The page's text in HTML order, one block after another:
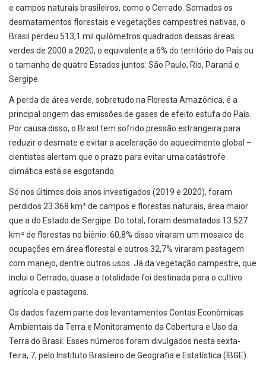
e campos naturais brasileiros, como o Cerrado. Somados os
desmatamentos florestais e vegetações campestres nativas, o
Brasil perdeu 513,1 mil quilômetros quadrados dessas áreas
verdes de 2000 a 2020, o equivalente a 6% do território do País ou
o tamanho de quatro Estados juntos: São Paulo, Rio, Paraná e
Sergipe.
A perda de área verde, sobretudo na Floresta Amazônica, é a
principal origem das emissões de gases de efeito estufa do País.
Por causa disso, o Brasil tem sofrido pressão estrangeira para
reduzir o desmate e evitar a aceleração do aquecimento global –
cientistas alertam que o prazo para evitar uma catástrofe
climática está se esgotando.
Só nos últimos dois anos investigados (2019 e 2020), foram
perdidos 23.368 km² de campos e florestas naturais, área maior
que a do Estado de Sergipe. Do total, foram desmatados 13.527
km² de florestas no biênio: 60,8% disso viraram um mosaico de
ocupações em área florestal e outros 32,7% viraram pastagem
com manejo, dentre outros usos. Já da vegetação campestre, que
inclui o Cerrado, quase a totalidade foi destinada para o cultivo
agrícola e pastagens.
Os dados fazem parte dos levantamentos Contas Econômicas
Ambientais da Terra e Monitoramento da Cobertura e Uso da
Terra do Brasil. Esses números foram divulgados nesta sexta-
feira, 7, pelo Instituto Brasileiro de Geografia e Estatística (IBGE).